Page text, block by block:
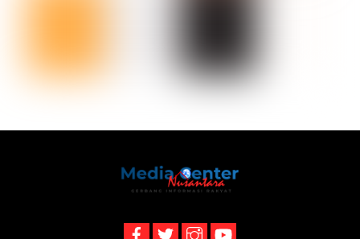
Back
To